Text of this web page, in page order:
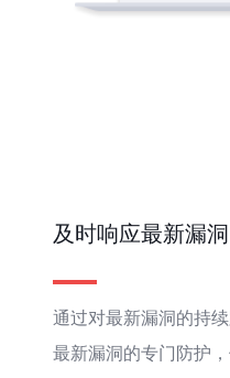
及时响应最新漏
通过对最新漏洞的持
最新漏洞的专门防护